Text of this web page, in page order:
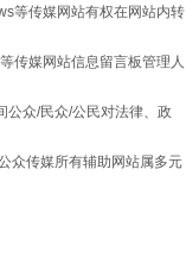
航天情”
等传媒网站有权在网站内转
传媒网站信息留言板管理人
公众/民众/公民对法律、政
众传媒所有辅助网站属多元